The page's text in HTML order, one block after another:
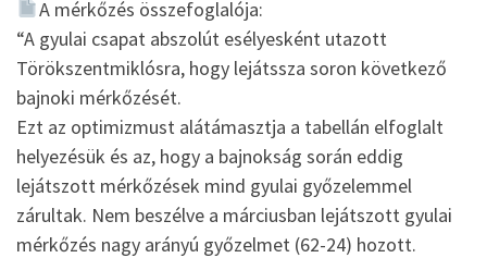
A mérkőzés összefoglalója:
“A gyulai csapat abszolút esélyesként utazott
Törökszentmiklósra, hogy lejátssza soron következő
bajnoki mérkőzését.
Ezt az optimizmust alátámasztja a tabellán elfoglalt
helyezésük és az, hogy a bajnokság során eddig
lejátszott mérkőzések mind gyulai győzelemmel
zárultak. Nem beszélve a márciusban lejátszott gyulai
mérkőzés nagy arányú győzelmet (62-24) hozott.